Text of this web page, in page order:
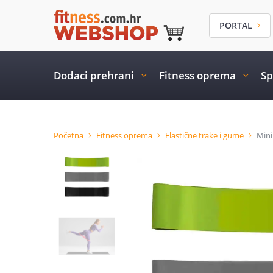
PORTAL
Dodaci prehrani Fitness oprema
Početna Fitness oprema Elastične trake i gume